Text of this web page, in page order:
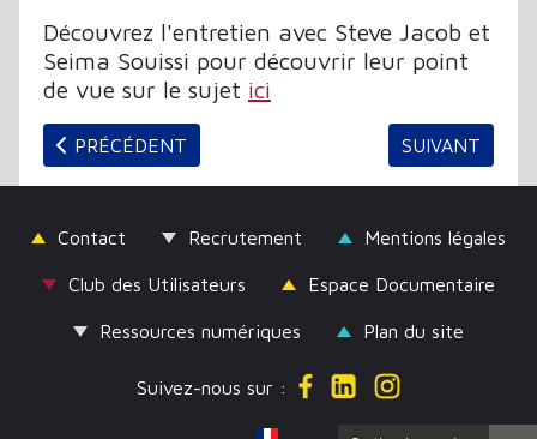
Découvrez l'entretien avec Steve Jacob et
Seima Souissi pour découvrir leur point
de vue sur le sujet ici
ARTICLE PRÉCÉDENT : MÉDIATHÈQUES
PRÉCÉDENT ARTICLE
SUIVANT
Contact Recrutement Mentions légales
Club des Utilisateurs Espace Documentaire
Ressources numériques Plan du site
Suivez-nous sur :
Sélectionnez votre langue Français (France)